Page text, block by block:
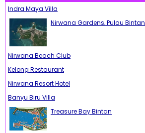
Indra Maya Villa
Nirwana Gardens, Pulau Bintan
Nirwana Beach Club
Kelong Restaurant
Nirwana Resort Hotel
Banyu Biru Villa
Treasure Bay Bintan